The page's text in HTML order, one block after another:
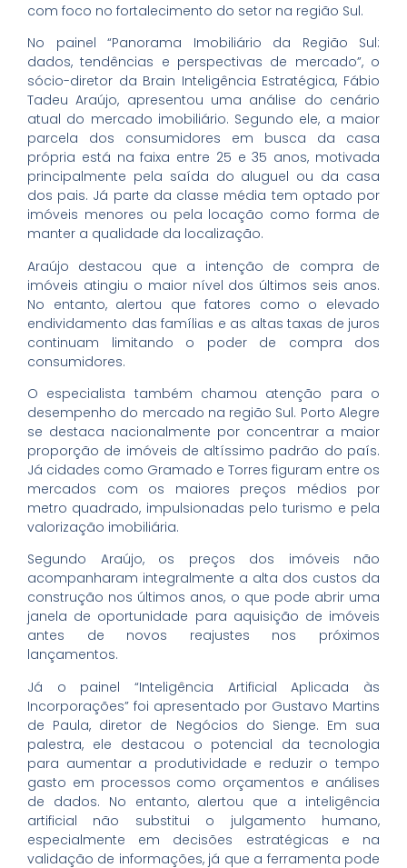
com foco no fortalecimento do setor na região Sul.
No painel “Panorama Imobiliário da Região Sul:
dados, tendências e perspectivas de mercado”, o
sócio-diretor da Brain Inteligência Estratégica, Fábio
Tadeu Araújo, apresentou uma análise do cenário
atual do mercado imobiliário. Segundo ele, a maior
parcela dos consumidores em busca da casa
própria está na faixa entre 25 e 35 anos, motivada
principalmente pela saída do aluguel ou da casa
dos pais. Já parte da classe média tem optado por
imóveis menores ou pela locação como forma de
manter a qualidade da localização.
Araújo destacou que a intenção de compra de
imóveis atingiu o maior nível dos últimos seis anos.
No entanto, alertou que fatores como o elevado
endividamento das famílias e as altas taxas de juros
continuam limitando o poder de compra dos
consumidores.
O especialista também chamou atenção para o
desempenho do mercado na região Sul. Porto Alegre
se destaca nacionalmente por concentrar a maior
proporção de imóveis de altíssimo padrão do país.
Já cidades como Gramado e Torres figuram entre os
mercados com os maiores preços médios por
metro quadrado, impulsionadas pelo turismo e pela
valorização imobiliária.
Segundo Araújo, os preços dos imóveis não
acompanharam integralmente a alta dos custos da
construção nos últimos anos, o que pode abrir uma
janela de oportunidade para aquisição de imóveis
antes de novos reajustes nos próximos
lançamentos.
Já o painel “Inteligência Artificial Aplicada às
Incorporações” foi apresentado por Gustavo Martins
de Paula, diretor de Negócios do Sienge. Em sua
palestra, ele destacou o potencial da tecnologia
para aumentar a produtividade e reduzir o tempo
gasto em processos como orçamentos e análises
de dados. No entanto, alertou que a inteligência
artificial não substitui o julgamento humano,
especialmente em decisões estratégicas e na
validação de informações, já que a ferramenta pode